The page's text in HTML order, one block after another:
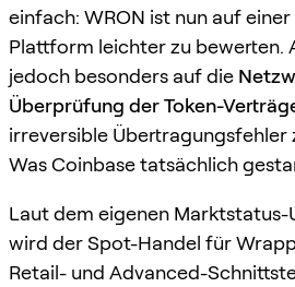
einfach: WRON ist nun auf
Plattform leichter zu bewerten.
jedoch besonders auf die
Überprüfung der Token-
irreversible Übertragungsfehler
Was Coinbase tatsächlich
Laut dem eigenen
wird der Spot-Handel für
Retail- und Advanced-